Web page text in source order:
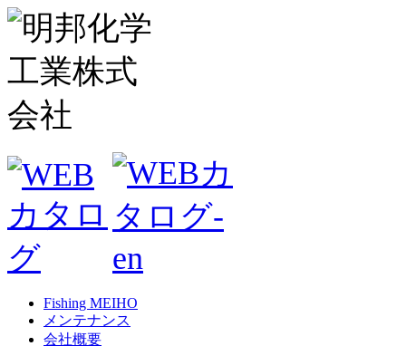
Fishing MEIHO
メンテナンス
会社概要